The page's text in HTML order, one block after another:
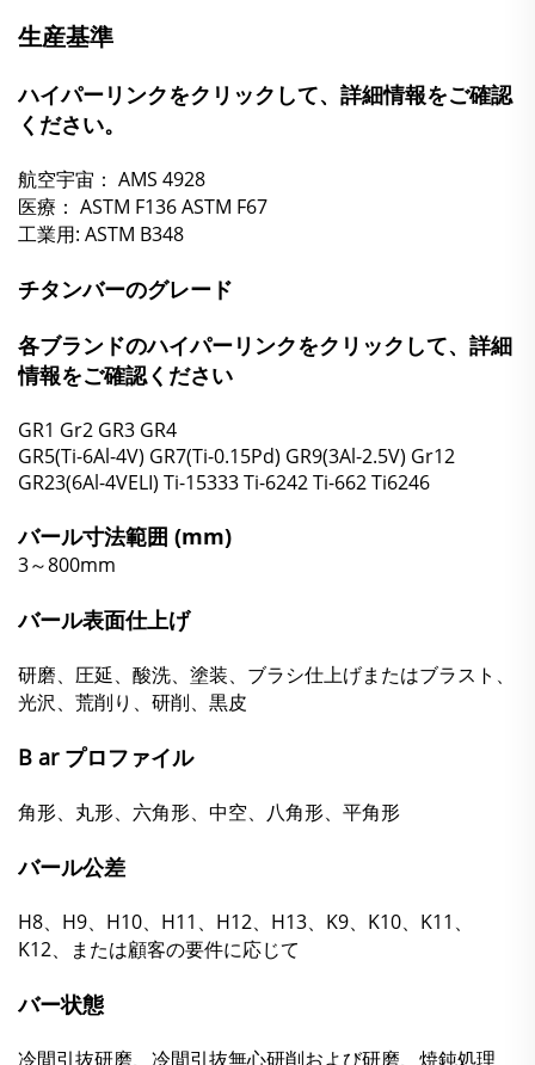
生産基準
ハイパーリンクをクリックして、詳細情報をご確認
ください。
航空宇宙： AMS 4928
医療： ASTM F136ASTM F67
工業用: ASTM B348
チタンバーのグレード
各ブランドのハイパーリンクをクリックして、詳細
情報をご確認ください
GR1 Gr2 GR3 GR4
GR5(Ti-6Al-4V) GR7(Ti-0.15Pd) GR9(3Al-2.5V) Gr12
GR23(6Al-4VELI) Ti-15333Ti-6242Ti-662Ti6246
バール寸法範囲 (mm)
3～800mm
バール表面仕上げ
研磨、圧延、酸洗、塗装、ブラシ仕上げまたはブラスト、
光沢、荒削り、研削、黒皮
B ar プロファイル
角形、丸形、六角形、中空、八角形、平角形
バール公差
H8、H9、H10、H11、H12、H13、K9、K10、K11、
K12、または顧客の要件に応じて
バー状態
冷間引抜研磨、冷間引抜無心研削および研磨、焼鈍処理